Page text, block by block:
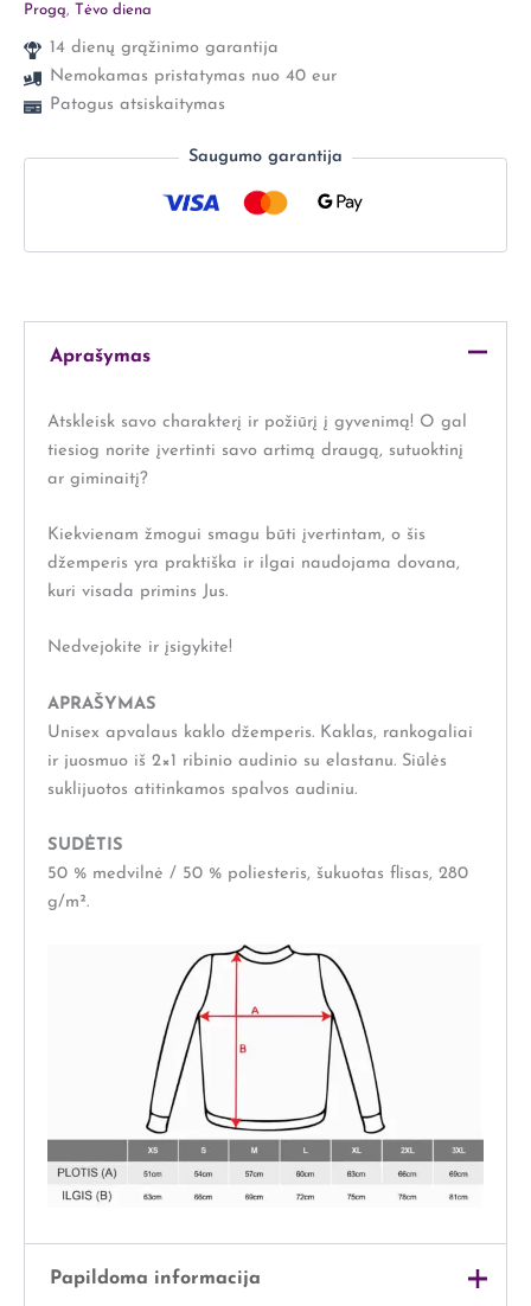
Progą, Tėvo diena
14 dienų grąžinimo garantija
Nemokamas pristatymas nuo 40 eur
Patogus atsiskaitymas
Saugumo garantija
Aprašymas
Atskleisk savo charakterį ir požiūrį į gyvenimą! O gal
tiesiog norite įvertinti savo artimą draugą, sutuoktinį
ar giminaitį?
Kiekvienam žmogui smagu būti įvertintam, o šis
džemperis yra praktiška ir ilgai naudojama dovana,
kuri visada primins Jus.
Nedvejokite ir įsigykite!
APRAŠYMAS
Unisex apvalaus kaklo džemperis. Kaklas, rankogaliai
ir juosmuo iš 2×1 ribinio audinio su elastanu. Siūlės
suklijuotos atitinkamos spalvos audiniu.
SUDĖTIS
50 % medvilnė / 50 % poliesteris, šukuotas flisas, 280
g/m².
Papildoma informacija